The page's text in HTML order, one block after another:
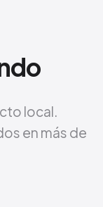
local.
en más de